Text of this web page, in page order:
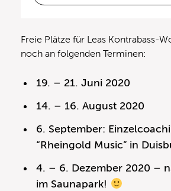
Freie Plätze für Leas Kontrabass-
noch an folgenden Terminen:
19. – 21. Juni 2020
14. – 16. August 2020
6. September:
“Rheingold Music” in
4. – 6. Dezember 2020 –
im Saunapark!